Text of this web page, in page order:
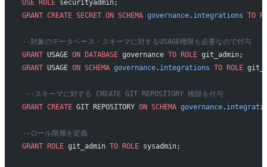
USE ROLE securityadmin;
GRANT CREATE SECRET ON SCHEMA governance. integrations TO
--対象のデータベース・スキーマに対するUSAGE権限も必要なので付与
GRANT USAGE ON DATABASE governance TO ROLE git_admin;
GRANT USAGE ON SCHEMA governance. integrations TO ROLE
--スキーマに対する CREATE GIT REPOSITORY 権限を付与
GRANT CREATE GIT REPOSITORY ON SCHEMA governance.
--ロール階層を定義
GRANT ROLE git_admin TO ROLE sysadmin;